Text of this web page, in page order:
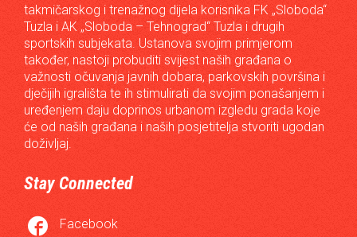
takmičarskog i trenažnog dijela korisnika FK „Sloboda“
Tuzla i AK „Sloboda – Tehnograd“ Tuzla i drugih
sportskih subjekata. Ustanova svojim primjerom
također, nastoji probuditi svijest naših građana o
važnosti očuvanja javnih dobara, parkovskih površina i
dječijih igrališta te ih stimulirati da svojim ponašanjem i
uređenjem daju doprinos urbanom izgledu grada koje
će od naših građana i naših posjetitelja stvoriti ugodan
doživljaj.
Stay Connected
 Facebook